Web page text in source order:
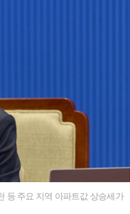
등 주요 지역 아파트값 상승세가